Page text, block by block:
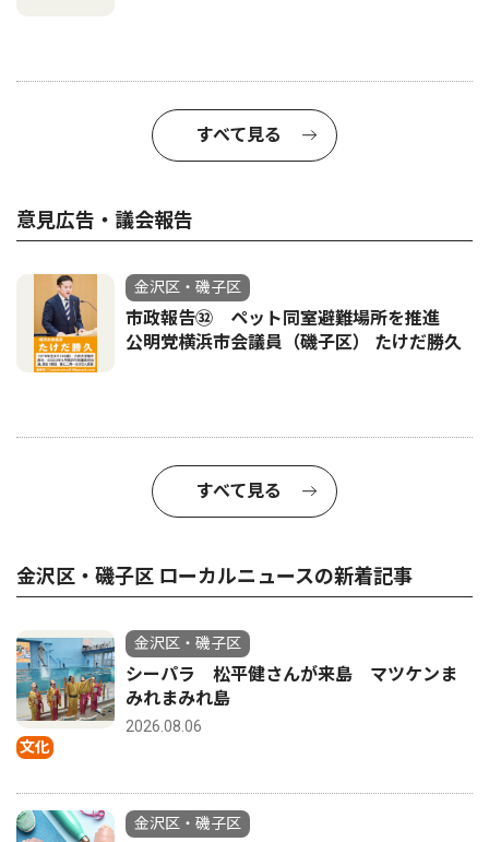
すべて見る
意見広告・議会報告
金沢区・磯子区
市政報告㉜ ペット同室避難場所を推進
公明党横浜市会議員（磯子区） たけだ勝久
すべて見る
金沢区・磯子区 ローカルニュースの新着記事
文化
金沢区・磯子区
シーパラ 松平健さんが来島 マツケンま
みれまみれ島
2026.08.06
金沢区・磯子区